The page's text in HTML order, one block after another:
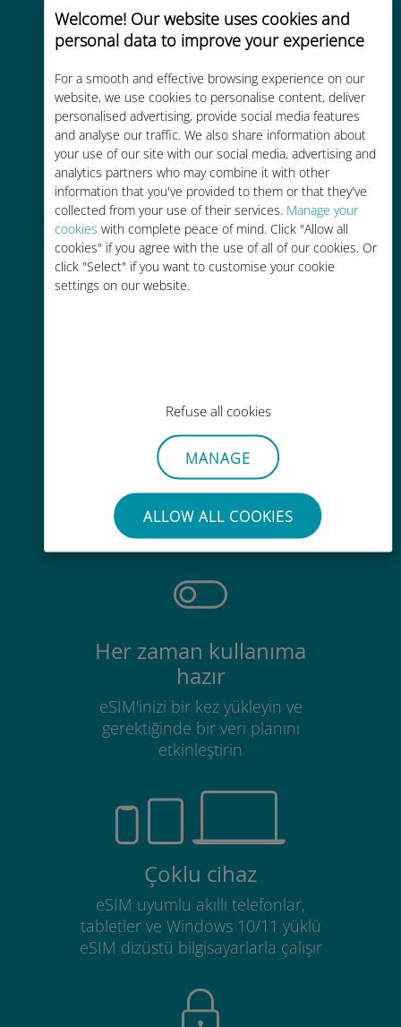
Welcome! Our website uses cookies and
personal data to improve your experience
For a smooth and effective browsing experience on our
website, we use cookies to personalise content, deliver
personalised advertising, provide social media features
and analyse our traffic. We also share information about
your use of our site with our social media, advertising and
analytics partners who may combine it with other
information that you've provided to them or that they've
collected from your use of their services. Manage your
cookies with complete peace of mind. Click "Allow all
cookies" if you agree with the use of all of our cookies. Or
click "Select" if you want to customise your cookie
settings on our website.
Refuse all cookies
MANAGE
ALLOW ALL COOKIES
Uygun maliyetli
Mevcut operatörünüzle dolaşım
ücretlerinden %90'a kadar daha
ucuz
Kolay doldurma
Zahmetsiz
Mevcut SIM kartınızı çıkarmanıza
gerek yok
Her zaman kullanıma
hazır
eSIM'inizi bir kez yükleyin ve
gerektiğinde bir veri planını
etkinleştirin
Çoklu cihaz
eSIM uyumlu akıllı telefonlar,
tabletler ve Windows 10/11 yüklü
eSIM dizüstü bilgisayarlarla çalışır